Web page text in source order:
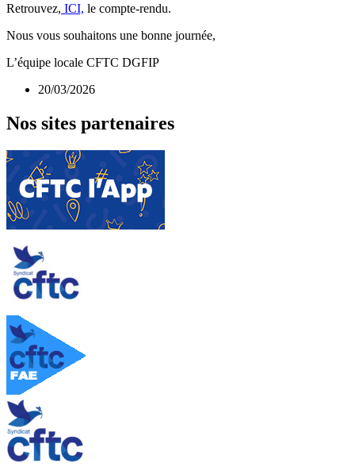
Retrouvez, ICI, le compte-rendu.
Nous vous souhaitons une bonne journée,
L’équipe locale CFTC DGFIP
20/03/2026
Nos sites partenaires